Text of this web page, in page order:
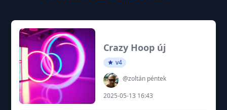
Crazy Hoop új
v4
@zoltán péntek
2025-05-13 16:43